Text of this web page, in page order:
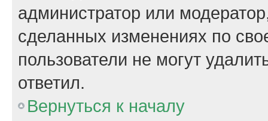
администратор или
сделанных изменениях по
пользователи не могут
ответил.
Вернуться к началу